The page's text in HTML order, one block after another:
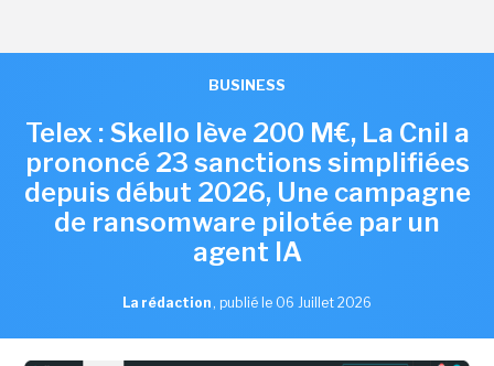
BUSINESS
Telex : Skello lève 200 M€, La Cnil a
prononcé 23 sanctions simplifiées
depuis début 2026, Une campagne
de ransomware pilotée par un
agent IA
La rédaction , publié le 06 Juillet 2026